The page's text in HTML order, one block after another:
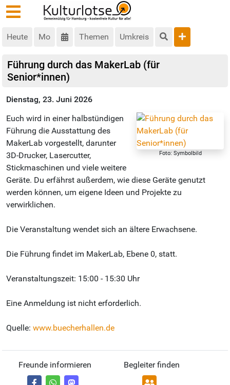
Heute Mo Themen Umkreis
Führung durch das MakerLab (für
Senior*innen)
Dienstag, 23. Juni 2026
Foto: Symbolbild
Euch wird in einer halbstündigen
Führung die Ausstattung des
MakerLab vorgestellt, darunter
3D-Drucker, Lasercutter,
Stickmaschinen und viele weitere
Geräte. Du erfährst außerdem, wie diese Geräte genutzt
werden können, um eigene Ideen und Projekte zu
verwirklichen.
Die Veranstaltung wendet sich an ältere Erwachsene.
Die Führung findet im MakerLab, Ebene 0, statt.
Veranstaltungszeit: 15:00 - 15:30 Uhr
Eine Anmeldung ist nicht erforderlich.
Quelle: www.buecherhallen.de
Freunde informieren Begleiter finden